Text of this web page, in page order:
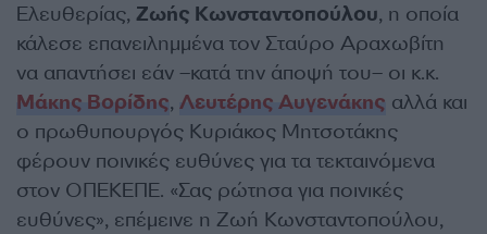
Ελευθερίας, Ζωής Κωνσταντοπούλου, η οποία
κάλεσε επανειλημμένα τον Σταύρο Αραχωβίτη
να απαντήσει εάν –κατά την άποψή του– οι κ.κ.
Μάκης Βορίδης, Λευτέρης Αυγενάκης αλλά και
ο πρωθυπουργός Κυριάκος Μητσοτάκης
φέρουν ποινικές ευθύνες για τα τεκταινόμενα
στον ΟΠΕΚΕΠΕ. «Σας ρώτησα για ποινικές
ευθύνες», επέμεινε η Ζωή Κωνσταντοπούλου,